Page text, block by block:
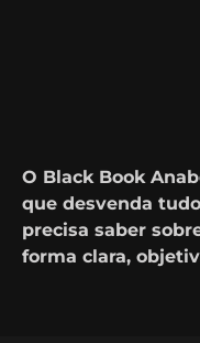
O Black Book
que desvenda
precisa saber
forma clara,